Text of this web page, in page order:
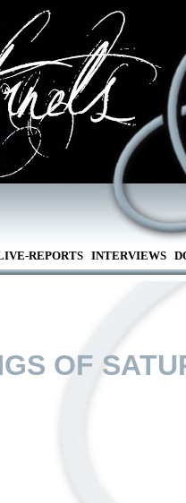
REPORTS INTERVIEWS
OF